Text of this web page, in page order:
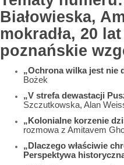
Białowieska,
mokradła, 20
poznańskie
„Ochrona wilka jest nie
Bożek
„V strefa dewastacji
Szczutkowska, Alan
„Kolonialne korzenie
rozmowa z Amitavem
„Dlaczego właściwie
Perspektywa